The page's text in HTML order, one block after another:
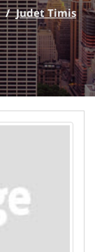
/ Judet Timis